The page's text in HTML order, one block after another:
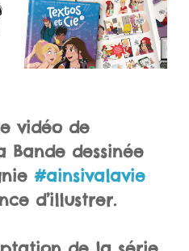
vidéo de
Bande dessinée
#ainsivalavie
d’illustrer.